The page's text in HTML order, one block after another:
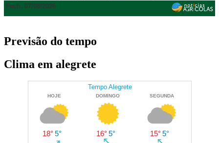
Fech. 07/08/2026
Previsão do tempo
Clima em alegrete